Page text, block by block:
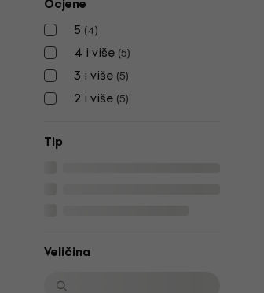
Ocjene
5 (4)
4 i više (5)
3 i više (5)
2 i više (5)
Tip
Veličina